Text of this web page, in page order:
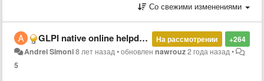
Со свежими изменениями
+264
На рассмотрении
​GLPI native online helpdesk chat
Andrei Simoni8 лет назад•обновленnawrouz2 года назад•
5